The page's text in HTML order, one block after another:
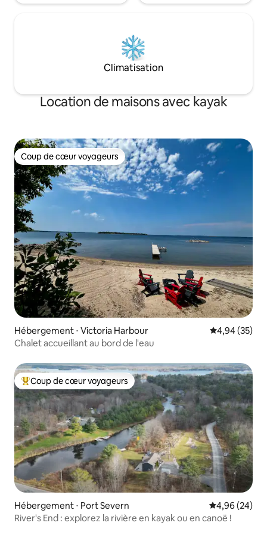
Climatisation
Location de maisons avec kayak
Coup de cœur voyageurs
Coup de cœur voyageurs
Hébergement ⋅ Victoria Harbour Évaluation
4,94 (35)
Chalet accueillant au bord de l'eau
Coups de cœur voyageurs les plus appréciés
Coup de cœur voyageurs
Hébergement ⋅ Port Severn Évaluation
4,96 (24)
River's End : explorez la rivière en kayak ou en canoë !